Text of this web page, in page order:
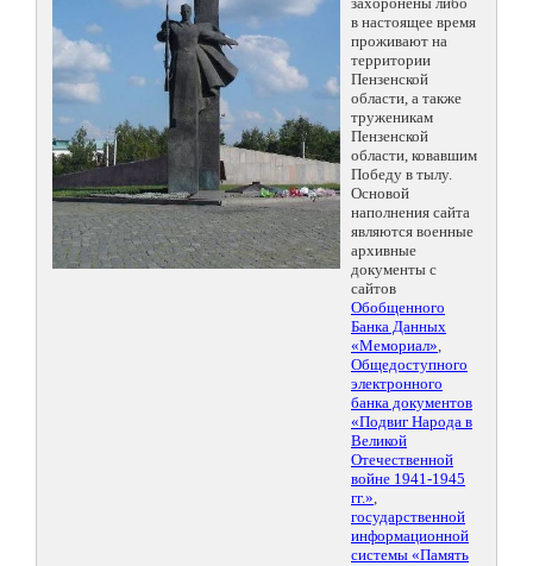
в настоящее время
проживают на
территории
Пензенской
области, а также
труженикам
Пензенской
области, ковавшим
Победу в тылу.
Основой
наполнения сайта
являются военные
архивные
документы с
сайтов
Обобщенного
Банка Данных
«Мемориал»,
Общедоступного
электронного
банка документов
«Подвиг Народа в
Великой
Отечественной
войне 1941-1945
гг.»,
государственной
информационной
системы «Память